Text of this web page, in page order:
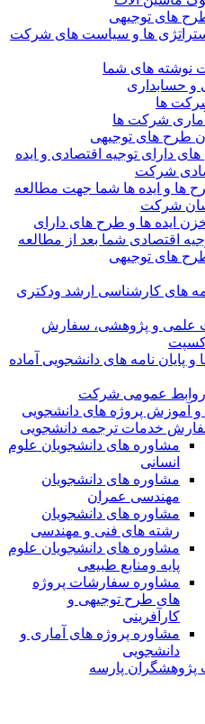
های توجیهی
ها و سیاست های شرکت
های شما
حسابداری
ها
شرکت ها
طرح های توجیهی
دارای توجیه اقتصادی و ایده
شرکت
ها و ایده ها شما جهت مطالعه
شرکت
ایده ها و طرح های دارای
اقتصادی شما بعد از مطالعه
های توجیهی
های کارشناسی ارشد ودکتری
علمی و پژوهشی، سفارش
پایان نامه های دانشجویی آماده
عمومی شرکت
آموزش پروژه های دانشجویی
خدمات ترجمه دانشجویی
مشاوره های دانشجویان علوم
انسانی
مشاوره های دانشجویان
مهندسی عمران
مشاوره های دانشجویان
رشته های فنی و مهندسی
مشاوره های دانشجویان علوم
پایه ومنابع طبیعی
مشاوره سفارشات پروژه
های طرح توجیهی و
کارآفرینی
مشاوره پروژه های آماری و
دانشجویی
پژوهشگران پارسه